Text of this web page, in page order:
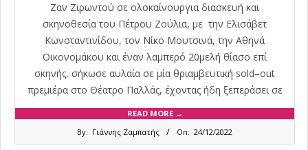
Ζαν Ζιρωντού σε ολοκαίνουργια διασκευή και
σκηνοθεσία του Πέτρου Ζούλια, με την Ελισάβετ
Κωνσταντινίδου, τον Νίκο Μουτσινά, την Αθηνά
Οικονομάκου και έναν λαμπερό 20μελή θίασο επί
σκηνής, σήκωσε αυλαία σε μία θριαμβευτική sold–out
πρεμιέρα στο Θέατρο Παλλάς, έχοντας ήδη ξεπεράσει σε
READ MORE →
By: Γιάννης Ζαμπατής On: 24/12/2022